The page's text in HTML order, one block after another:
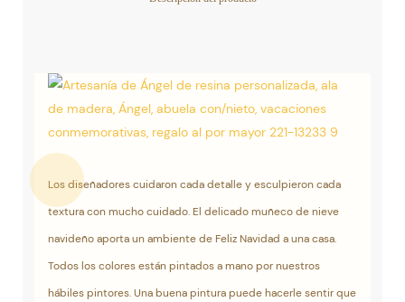
Los diseñadores cuidaron cada detalle y esculpieron cada
textura con mucho cuidado. El delicado muñeco de nieve
navideño aporta un ambiente de Feliz Navidad a una casa.
Todos los colores están pintados a mano por nuestros
hábiles pintores. Una buena pintura puede hacerle sentir que